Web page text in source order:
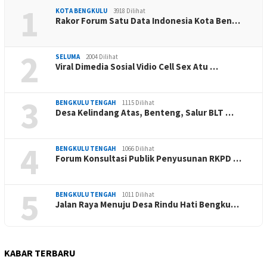
1 KOTA BENGKULU 3918 Dilihat
Rakor Forum Satu Data Indonesia Kota Ben…
2 SELUMA 2004 Dilihat
Viral Dimedia Sosial Vidio Cell Sex Atu …
3 BENGKULU TENGAH 1115 Dilihat
Desa Kelindang Atas, Benteng, Salur BLT …
4 BENGKULU TENGAH 1066 Dilihat
Forum Konsultasi Publik Penyusunan RKPD …
5 BENGKULU TENGAH 1011 Dilihat
Jalan Raya Menuju Desa Rindu Hati Bengku…
KABAR TERBARU